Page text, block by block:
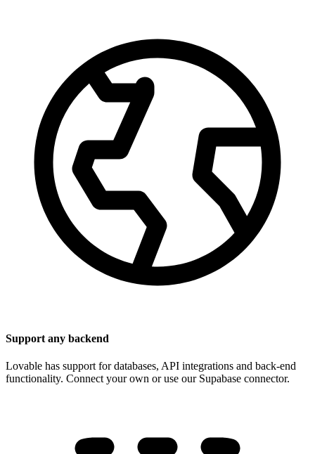
Support any backend
Lovable has support for databases, API integrations and back-end
functionality. Connect your own or use our Supabase connector.